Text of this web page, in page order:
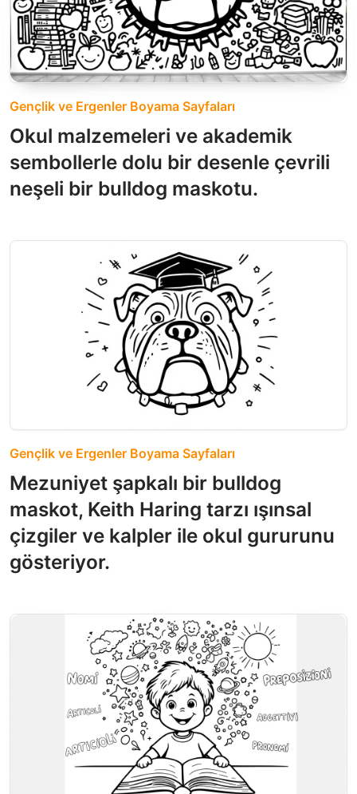
Gençlik ve Ergenler Boyama Sayfaları
Okul malzemeleri ve akademik
sembollerle dolu bir desenle çevrili
neşeli bir bulldog maskotu.
Gençlik ve Ergenler Boyama Sayfaları
Mezuniyet şapkalı bir bulldog
maskot, Keith Haring tarzı ışınsal
çizgiler ve kalpler ile okul gururunu
gösteriyor.